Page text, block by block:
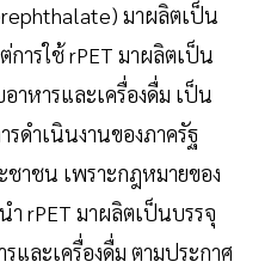
มาผลิตเป็น
การใช้ rPET มาผลิตเป็น
หารและเครื่องดื่ม เป็น
รดำเนินงานของภาครัฐ
าชน เพราะกฎหมายของ
rPET มาผลิตเป็นบรรจุ
ละเครื่องดื่ม ตามประกาศ